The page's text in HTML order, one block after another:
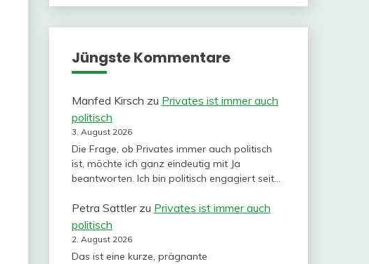
Jüngste Kommentare
Manfed Kirsch zu Privates ist immer auch
politisch
3. August 2026
Die Frage, ob Privates immer auch politisch
ist, möchte ich ganz eindeutig mit Ja
beantworten. Ich bin politisch engagiert seit…
Petra Sattlerzu Privates ist immer auch
politisch
2. August 2026
Das ist eine kurze, prägnante